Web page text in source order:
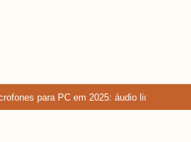
para PC em 2025: áudio limpo para